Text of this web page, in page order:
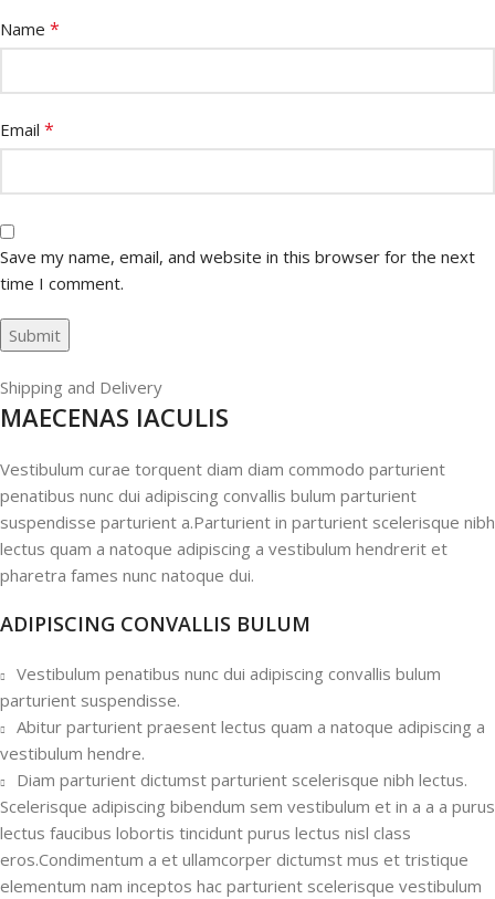
Name *
Email *
Save my name, email, and website in this browser for the next
time I comment.
Shipping and Delivery
MAECENAS IACULIS
Vestibulum curae torquent diam diam commodo parturient
penatibus nunc dui adipiscing convallis bulum parturient
suspendisse parturient a.Parturient in parturient scelerisque nibh
lectus quam a natoque adipiscing a vestibulum hendrerit et
pharetra fames nunc natoque dui.
ADIPISCING CONVALLIS BULUM
Vestibulum penatibus nunc dui adipiscing convallis bulum
parturient suspendisse.
Abitur parturient praesent lectus quam a natoque adipiscing a
vestibulum hendre.
Diam parturient dictumst parturient scelerisque nibh lectus.
Scelerisque adipiscing bibendum sem vestibulum et in a a a purus
lectus faucibus lobortis tincidunt purus lectus nisl class
eros.Condimentum a et ullamcorper dictumst mus et tristique
elementum nam inceptos hac parturient scelerisque vestibulum